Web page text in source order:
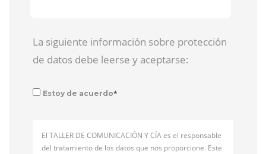
La siguiente información sobre protección
de datos debe leerse y aceptarse:
Estoy de acuerdo*
El TALLER DE COMUNICACIÓN Y CÍA es el responsable
del tratamiento de los datos que nos proporcione. Este